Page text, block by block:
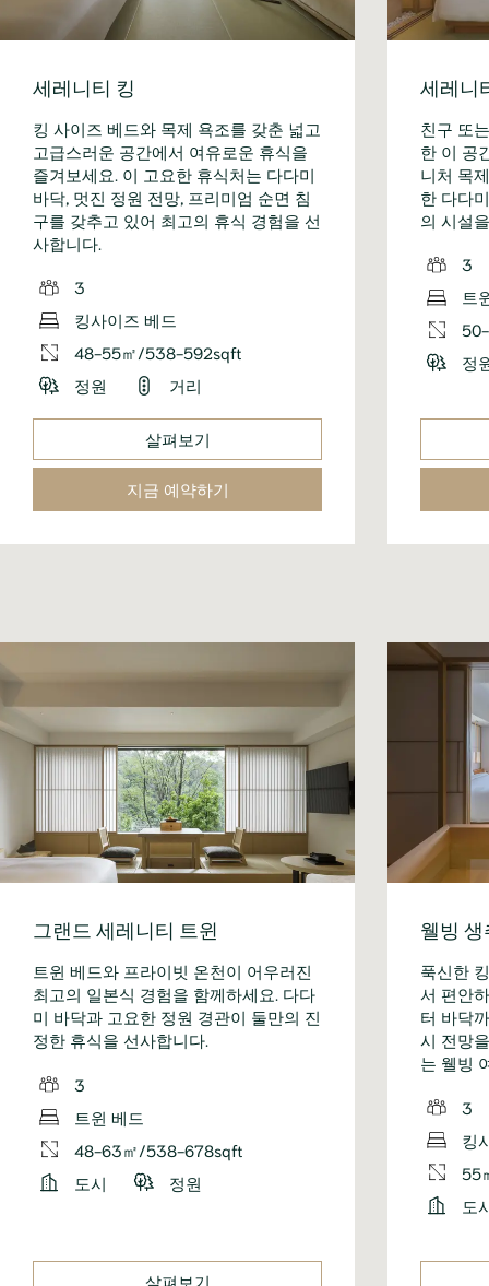
세레니티 킹
킹 사이즈 베드와 목제 욕조를 갖춘 넓고
고급스러운 공간에서 여유로운 휴식을
즐겨보세요. 이 고요한 휴식처는 다다미
바닥, 멋진 정원 전망, 프리미엄 순면 침
구를 갖추고 있어 최고의 휴식 경험을 선
사합니다.
3
킹사이즈 베드
48-55㎡/538-592sqft
정원
거리
살펴보기
지금 예약하기
세레니
친구 또
한 이 공
니처 목
한 다다
의 시설
3
트
정
그랜드 세레니티 트윈
트윈 베드와 프라이빗 온천이 어우러진
최고의 일본식 경험을 함께하세요. 다다
미 바닥과 고요한 정원 경관이 둘만의 진
정한 휴식을 선사합니다.
3
트윈 베드
48-63㎡/538-678sqft
도시
정원
살펴보기
웰빙
푹신한
서 편안
터 바닥
시 전망
는 웰빙
3
킹
55
도